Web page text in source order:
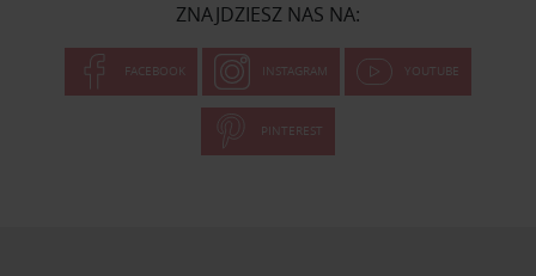
ZNAJDZIESZ NAS NA:
FACEBOOK INSTAGRAM YOUTUBE
PINTEREST